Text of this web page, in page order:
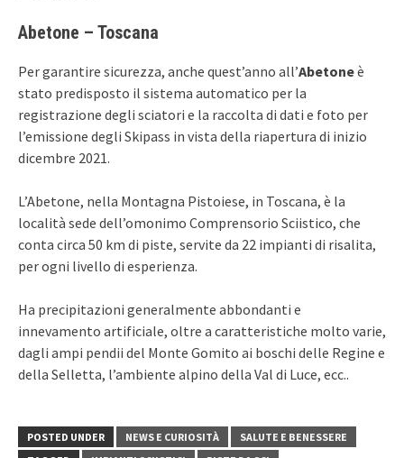
Abetone – Toscana
Per garantire sicurezza, anche quest’anno all’Abetoneè
stato predisposto il sistema automatico per la
registrazione degli sciatori e la raccolta di dati e foto per
l’emissione degli Skipass in vista della riapertura di inizio
dicembre 2021.
L’Abetone, nella Montagna Pistoiese, in Toscana, è la
località sede dell’omonimo Comprensorio Sciistico, che
conta circa 50 km di piste, servite da 22 impianti di risalita,
per ogni livello di esperienza.
Ha precipitazioni generalmente abbondanti e
innevamento artificiale, oltre a caratteristiche molto varie,
dagli ampi pendii del Monte Gomito ai boschi delle Regine e
della Selletta, l’ambiente alpino della Val di Luce, ecc..
POSTED UNDER NEWS E CURIOSITÀ
SALUTE E BENESSERE